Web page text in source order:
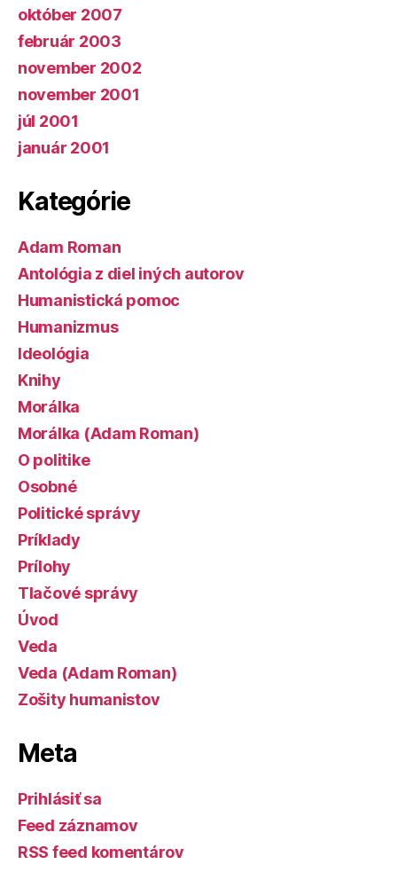
október 2007
február 2003
november 2002
november 2001
júl 2001
január 2001
Kategórie
Adam Roman
Antológia z diel iných autorov
Humanistická pomoc
Humanizmus
Ideológia
Knihy
Morálka
Morálka (Adam Roman)
O politike
Osobné
Politické správy
Príklady
Prílohy
Tlačové správy
Úvod
Veda
Veda (Adam Roman)
Zošity humanistov
Meta
Prihlásiť sa
Feed záznamov
RSS feed komentárov